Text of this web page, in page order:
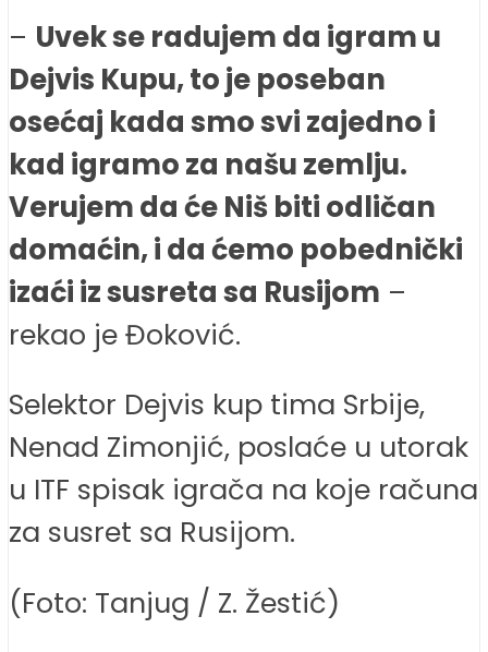
– Uvek se radujem da igram u
Dejvis Kupu, to je poseban
osećaj kada smo svi zajedno i
kad igramo za našu zemlju.
Verujem da će Niš biti odličan
domaćin, i da ćemo pobednički
izaći iz susreta sa Rusijom –
rekao je Đoković.
Selektor Dejvis kup tima Srbije,
Nenad Zimonjić, poslaće u utorak
u ITF spisak igrača na koje računa
za susret sa Rusijom.
(Foto: Tanjug / Z. Žestić)